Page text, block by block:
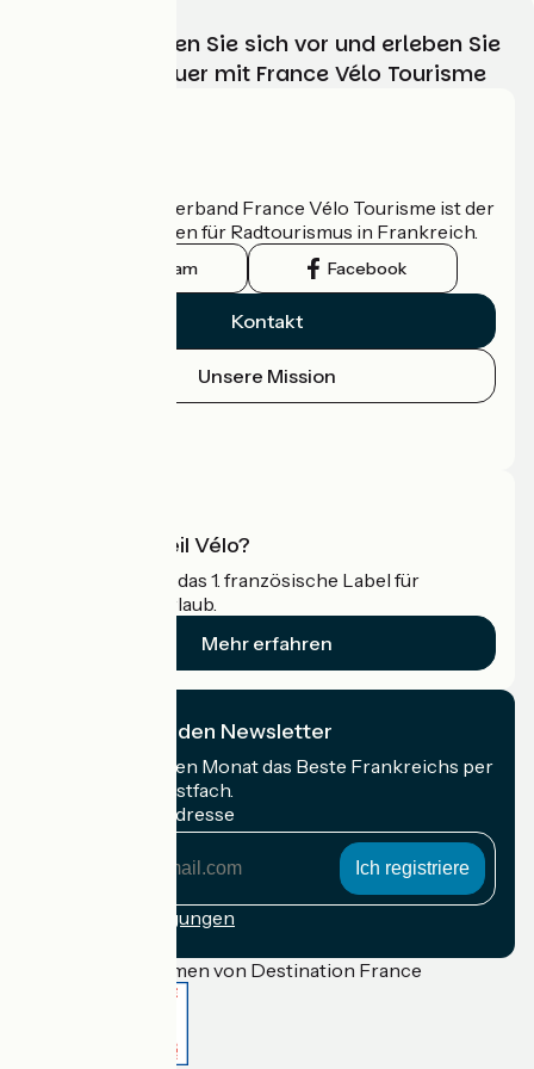
Wählen, bereiten Sie sich vor und erleben Sie
Ihr Radabenteuer mit France Vélo Tourisme
Der nationale Verband France Vélo Tourisme ist der
offizielle Leitfaden für Radtourismus in Frankreich.
Instagram Facebook
Kontakt
Unsere Mission
Was ist Accueil Vélo?
Accueil Vélo ist das 1. französische Label für
Radfahrer im Urlaub.
Mehr erfahren
Ich abonniere den Newsletter
Erhalten Sie jeden Monat das Beste Frankreichs per
Rad in Ihrem Postfach.
Meine E-Mail-Adresse
Anmeldebedingungen
Gefördert im Rahmen von Destination France